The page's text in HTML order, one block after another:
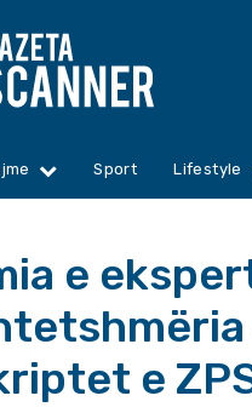
Sport Lifestyle
e
e